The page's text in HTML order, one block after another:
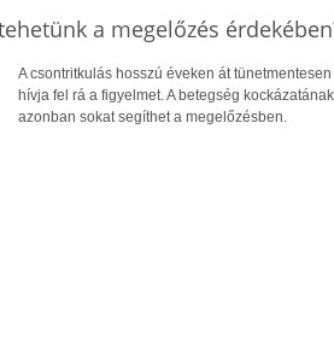
a megelőzés
A csontritkulás hosszú éveken át
hívja fel rá a figyelmet. A betegség
azonban sokat segíthet a megelőzésben.